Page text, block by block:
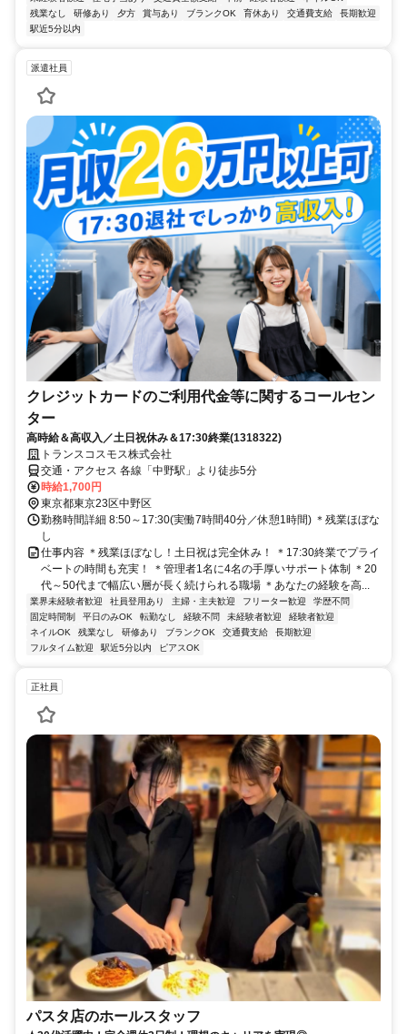
残業なし
研修あり 夕方 賞与あり ブランクOK 育休あり 交通費支給
長期歓迎
駅近5分以内
派遣社員
クレジットカードのご利用代金等に関するコールセン
ター
高時給＆高収入／土日祝休み＆17:30終業(1318322)
トランスコスモス株式会社
交通・アクセス 各線「中野駅」より徒歩5分
時給1,700円
東京都東京23区中野区
勤務時間詳細 8:50～17:30(実働7時間40分／休憩1時間) ＊残業ほぼな
し
仕事内容 ＊残業ほぼなし！土日祝は完全休み！ ＊17:30終業でプライ
ベートの時間も充実！ ＊管理者1名に4名の手厚いサポート体制 ＊20
代～50代まで幅広い層が長く続けられる職場 ＊あなたの経験を高...
業界未経験者歓迎 社員登用あり 主婦・主夫歓迎 フリーター歓迎
学歴不問
固定時間制
平日のみOK 転勤なし 経験不問 未経験者歓迎
経験者歓迎
ネイルOK
残業なし 研修あり ブランクOK 交通費支給
長期歓迎
フルタイム歓迎
駅近5分以内 ピアスOK
正社員
パスタ店のホールスタッフ